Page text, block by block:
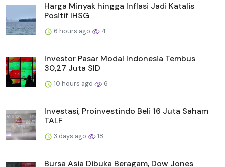
Harga Minyak hingga Inflasi Jadi Katalis
Positif IHSG
6 hours ago 4
Investor Pasar Modal Indonesia Tembus
30,27 Juta SID
10 hours ago 6
Investasi, Proinvestindo Beli 16 Juta Saham
TALF
3 days ago 18
Bursa Asia Dibuka Beragam, Dow Jones